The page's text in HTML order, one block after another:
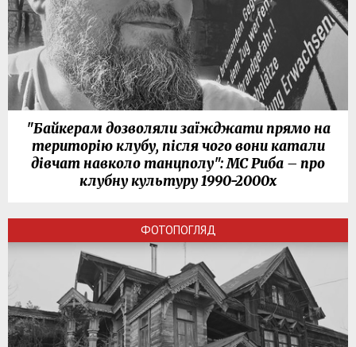
"Байкерам дозволяли заїжджати прямо на
територію клубу, після чого вони катали
дівчат навколо танцполу": МС Риба – про
клубну культуру 1990-2000х
ФОТОПОГЛЯД